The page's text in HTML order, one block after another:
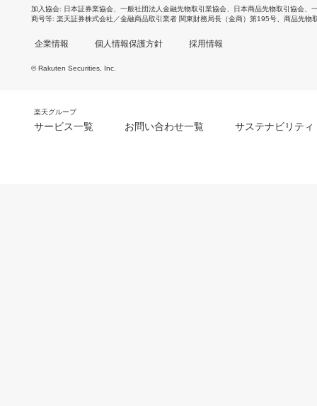
加入協会 日本証券業協会 一般社団法人金融先物取引業協会 日本商品先物取引協会
商号等 楽天証券株式会社／金融商品取引業者 関東財務局長（金商）第195号、商品先物
企業情報 個人情報保護方針 採用情報
© Rakuten Securities, Inc.
楽天グループ
サービス一覧 お問い合わせ一覧 サステナビリティ